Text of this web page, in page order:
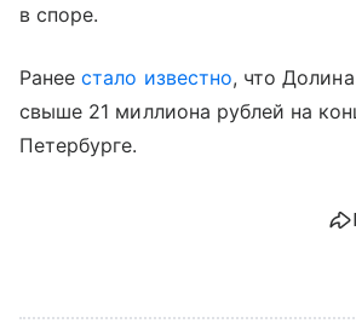
в споре.
Ранеестало известно, что
свыше 21 миллиона рублей на
Петербурге.